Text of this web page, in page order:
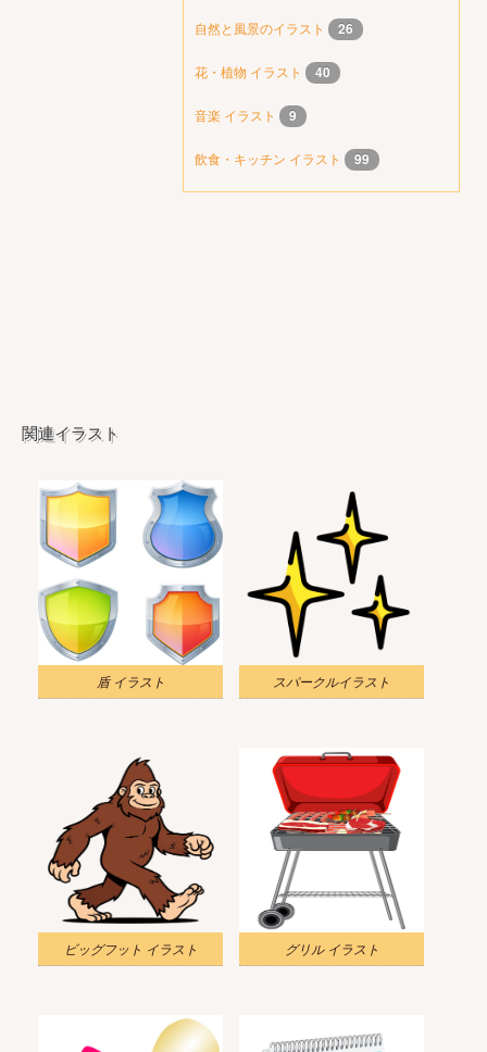
自然と風景のイラスト 26
花・植物 イラスト 40
音楽 イラスト 9
飲食・キッチン イラスト 99
関連イラスト
盾 イラスト スパークルイラスト
ビッグフット イラスト グリル イラスト